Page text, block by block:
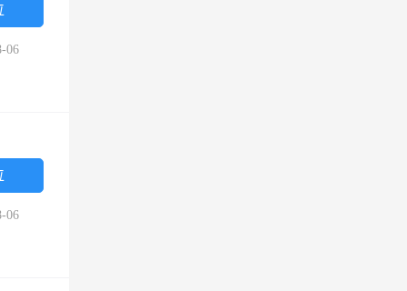
06
06